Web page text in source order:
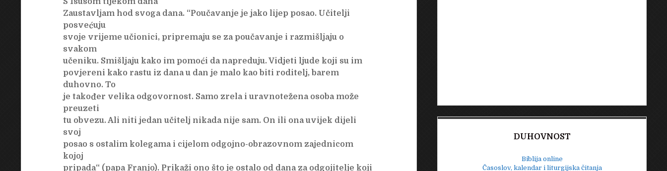
Zaustavljam hod svoga dana. “Poučavanje je jako lijep posao. Učitelji
posvećuju
svoje vrijeme učionici, pripremaju se za poučavanje i razmišljaju o
svakom
učeniku. Smišljaju kako im pomoći da napreduju. Vidjeti ljude koji su im
povjereni kako rastu iz dana u dan je malo kao biti roditelj, barem
duhovno. To
je također velika odgovornost. Samo zrela i uravnotežena osoba može
preuzeti
tu obvezu. Ali niti jedan učitelj nikada nije sam. On ili ona uvijek dijeli
svoj
posao s ostalim kolegama i cijelom odgojno-obrazovnom zajednicom
kojoj
pripada“ (papa Franjo). Prikaži ono što je ostalo od dana za odgojitelje koji
DUHOVNOST
Biblija online
Časoslov, kalendar i liturgijska čitanja